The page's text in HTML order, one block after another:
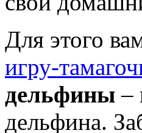
Для этого
игру-
дельфины –
дельфина.